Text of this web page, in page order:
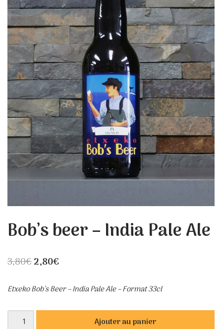
Bob’s beer – India Pale Ale
3,80€2,80€
Etxeko Bob’s Beer – India Pale Ale – Format 33cl
Ajouter au panier